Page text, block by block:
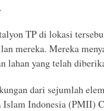
TP di lokasi
mereka. Mereka
lahan yang telah
dari sejumlah
Indonesia (PMII)